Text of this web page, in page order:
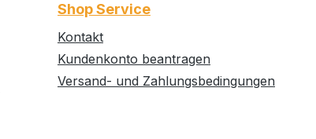
Shop Service
Kontakt
Kundenkonto beantragen
Versand- und Zahlungsbedingungen